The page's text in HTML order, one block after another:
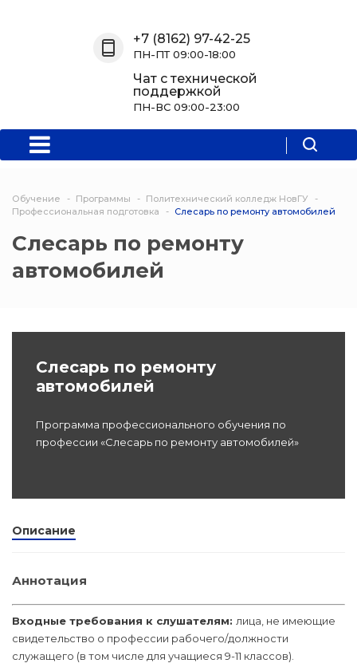
подготовки
Мероприятия
Информация
+7 (8162) 97-42-25
ПН-ПТ 09:00-18:00
Чат с технической
поддержкой
ПН-ВС 09:00-23:00
Обучение Программы
Политехнический колледж НовГУ
Профессиональная подготовка
Слесарь по ремонту автомобилей
Слесарь по ремонту
автомобилей
Слесарь по ремонту
автомобилей
Программа профессионального обучения по
профессии «Слесарь по ремонту автомобилей»
Описание
Аннотация
Входные требования к слушателям: лица, не имеющие
свидетельство о профессии рабочего/должности
служащего (в том числе для учащиеся 9-11 классов).